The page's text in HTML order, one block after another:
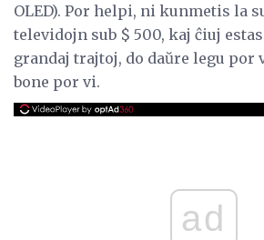
OLED). Por helpi, ni kunmetis la
televidojn sub $ 500, kaj ĉiuj
grandaj trajtoj, do daŭre legu por
bone por vi.
ad